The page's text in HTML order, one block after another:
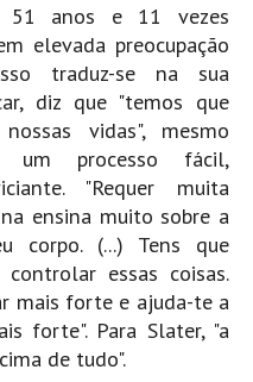
51 anos e 11 vezes
elevada preocupação
traduz-se na sua
diz que "temos que
vidas", mesmo
processo fácil,
"Requer muita
ensina muito sobre a
corpo. (...) Tens que
essas coisas.
mais forte e ajuda-te a
forte". Para Slater, "a
de tudo".